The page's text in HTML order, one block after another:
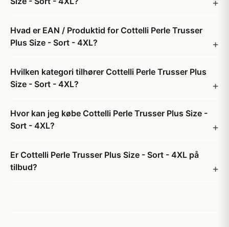
Hvad er EAN / Produktid for Cottelli Perle Trusser
Plus Size - Sort - 4XL?
Hvilken kategori tilhører Cottelli Perle Trusser Plus
Size - Sort - 4XL?
Hvor kan jeg købe Cottelli Perle Trusser Plus Size -
Sort - 4XL?
Er Cottelli Perle Trusser Plus Size - Sort - 4XL på
tilbud?